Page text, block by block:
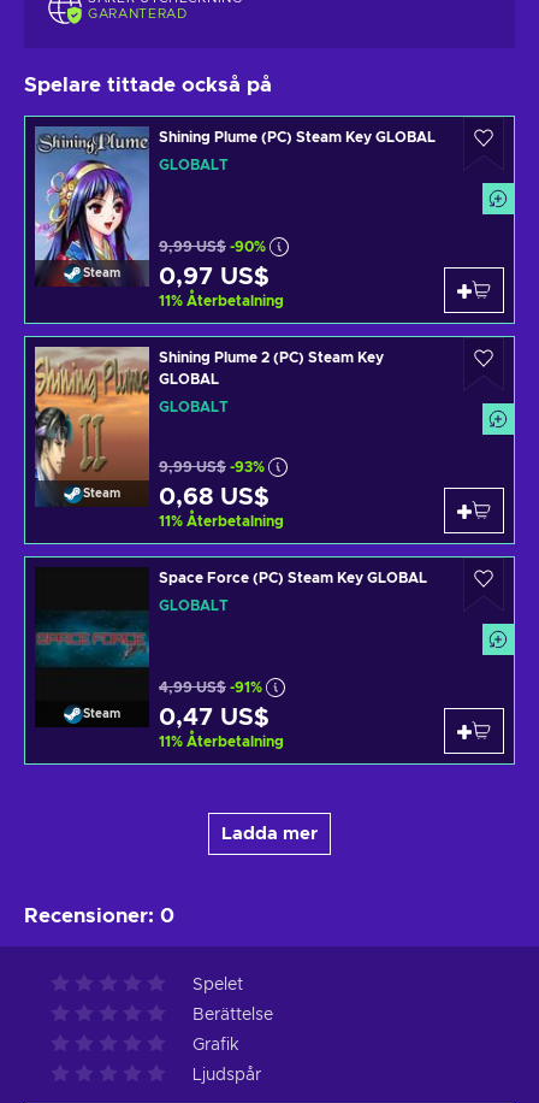
GARANTERAD
Spelare tittade också på
Steam
Shining Plume (PC) Steam Key GLOBAL
GLOBALT
9,99 US$ -90%
0,97 US$
11% Återbetalning
Steam
Shining Plume 2 (PC) Steam Key
GLOBAL
GLOBALT
9,99 US$ -93%
0,68 US$
11% Återbetalning
Steam
Space Force (PC) Steam Key GLOBAL
GLOBALT
4,99 US$ -91%
0,47 US$
11% Återbetalning
Ladda mer
Recensioner: 0
Spelet
Berättelse
Grafik
Ljudspår